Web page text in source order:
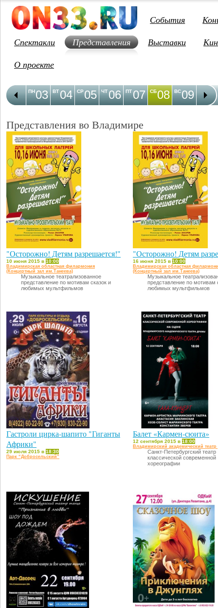
События
Спектакли
Представления Выставки
О проекте
03
ПН 04
ВТ 05
СР 06
ЧТ 07
ПТ 08
СБ 09
ВС 10
ПН
Представления во Владимире
"Осторожно! Детям разрешается!"
10 июня 2015 в 10:00
Владимирская областная филармония
(Концертный зал им.Танеева)
Музыкальное театрализованное
представление по мотивам сказок и
любимых мультфильмов
"Осторожно! Детям
16 июня 2015 в 10:00
Владимирская областная
(Концертный зал им.Танеева)
Музыкальное
представление по мотивам
любимых мультфильмов
Гастроли цирка-шапито "Гиганты
Африки"
29 июля 2015 в 18:30
Парк “Добросельский”
Балет «Кармен-сюита»
12 сентября 2015 в 18:00
Владимирский академический
Санкт-Петербургский театр
классической современной
хореографии